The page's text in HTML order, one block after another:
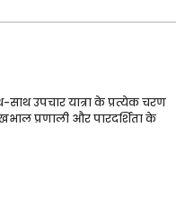
उपचार यात्रा के प्रत्येक चरण
प्रणाली और पारदर्शिता के